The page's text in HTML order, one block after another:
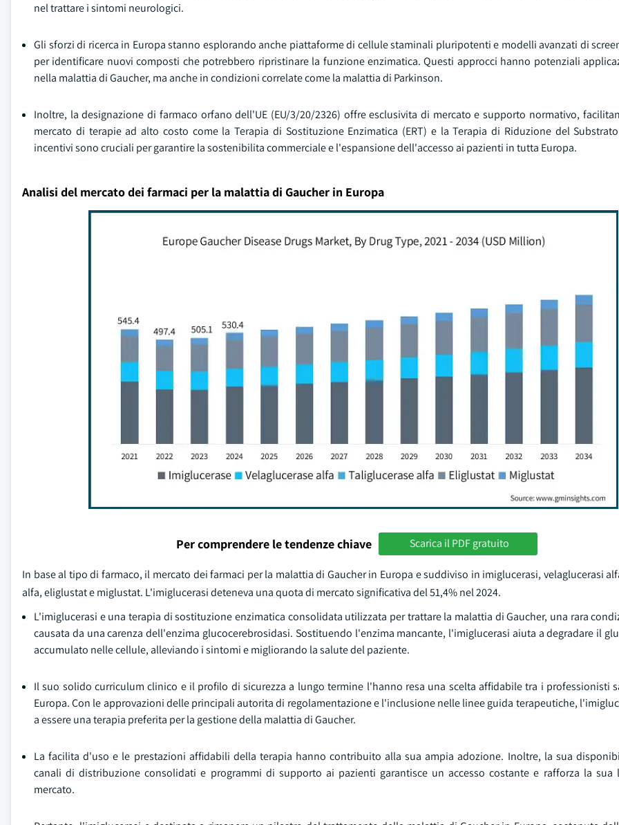
nel trattare i sintomi neurologici.
Gli sforzi di ricerca in Europa stanno esplorando anche piattaforme di cellule staminali pluripotenti e modelli avanzati di
per identificare nuovi composti che potrebbero ripristinare la funzione enzimatica. Questi approcci hanno potenziali
nella malattia di Gaucher, ma anche in condizioni correlate come la malattia di Parkinson.
Inoltre, la designazione di farmaco orfano dell'UE (EU/3/20/2326) offre esclusivita di mercato e supporto normativo,
mercato di terapie ad alto costo come la Terapia di Sostituzione Enzimatica (ERT) e la Terapia di Riduzione del
incentivi sono cruciali per garantire la sostenibilita commerciale e l'espansione dell'accesso ai pazienti in tutta Europa.
Analisi del mercato dei farmaci per la malattia di Gaucher in Europa
Per comprendere le tendenze chiave Scarica il PDF gratuito
In base al tipo di farmaco, il mercato dei farmaci per la malattia di Gaucher in Europa e suddiviso in imiglucerasi, velaglucerasi
alfa, eliglustat e miglustat. L'imiglucerasi deteneva una quota di mercato significativa del 51,4% nel 2024.
L'imiglucerasi e una terapia di sostituzione enzimatica consolidata utilizzata per trattare la malattia di Gaucher, una rara
causata da una carenza dell'enzima glucocerebrosidasi. Sostituendo l'enzima mancante, l'imiglucerasi aiuta a degradare il
accumulato nelle cellule, alleviando i sintomi e migliorando la salute del paziente.
Il suo solido curriculum clinico e il profilo di sicurezza a lungo termine l'hanno resa una scelta affidabile tra i professionisti
Europa. Con le approvazioni delle principali autorita di regolamentazione e l'inclusione nelle linee guida terapeutiche,
a essere una terapia preferita per la gestione della malattia di Gaucher.
La facilita d'uso e le prestazioni affidabili della terapia hanno contribuito alla sua ampia adozione. Inoltre, la sua
canali di distribuzione consolidati e programmi di supporto ai pazienti garantisce un accesso costante e rafforza la sua
mercato.